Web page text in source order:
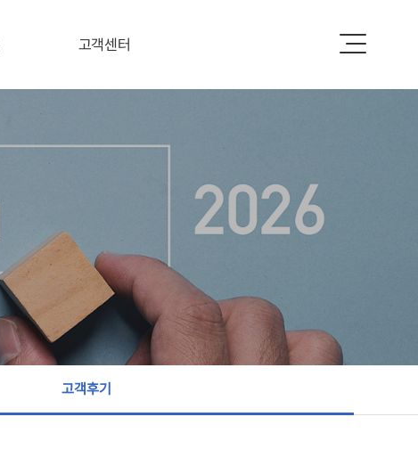
고객센터
자주하는 질문
고객후기